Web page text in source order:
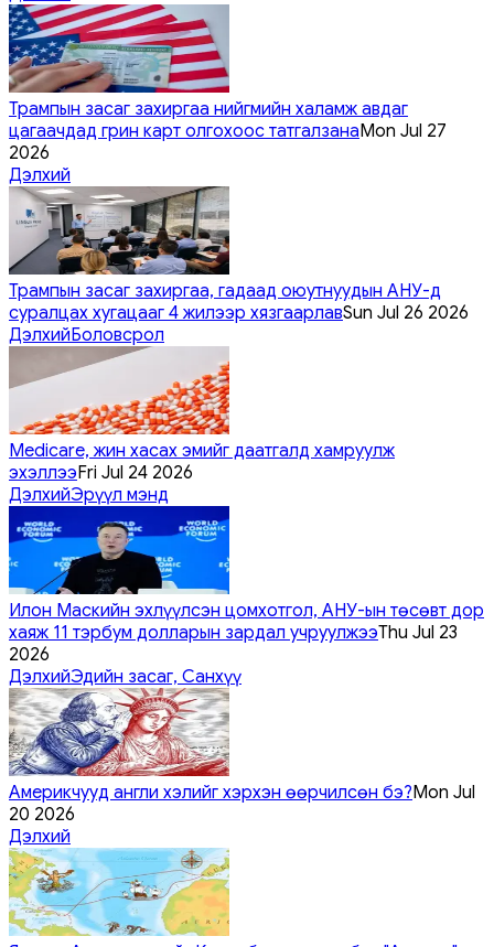
Трампын засаг захиргаа нийгмийн халамж авдаг
цагаачдад грин карт олгохоос татгалзанаMon Jul 27
2026
Дэлхий
Трампын засаг захиргаа, гадаад оюутнуудын АНУ-д
суралцах хугацааг 4 жилээр хязгаарлавSun Jul 26 2026
ДэлхийБоловсрол
Medicare, жин хасах эмийг даатгалд хамруулж
эхэллээFri Jul 24 2026
ДэлхийЭрүүл мэнд
Илон Маскийн эхлүүлсэн цомхотгол, АНУ-ын төсөвт дор
хаяж 11 тэрбум долларын зардал учруулжээThu Jul 23
2026
ДэлхийЭдийн засаг, Санхүү
Америкчууд англи хэлийг хэрхэн өөрчилсөн бэ?Mon Jul
20 2026
Дэлхий